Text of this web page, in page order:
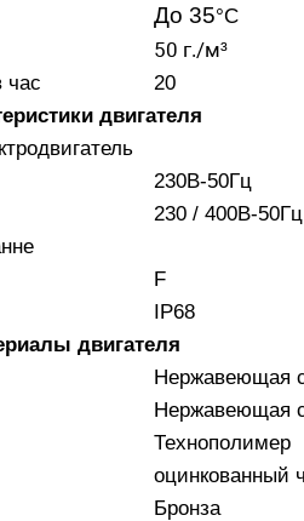
До 35°C
50 г./м³
час
20
двигателя
230В-50Гц
230 / 400В-50Гц
F
IP68
двигателя
Нержавеющая
Нержавеющая
Технополимер
оцинкованный
Бронза